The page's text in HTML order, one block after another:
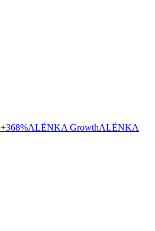
+368%ALЁNKA GrowthALЁNKA